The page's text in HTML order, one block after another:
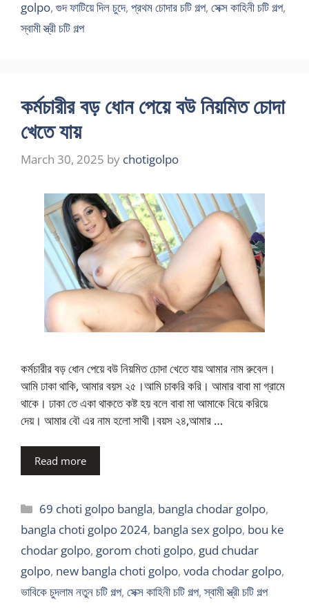
golpo, গুদ ফাটিয়ে দিল চুদে, প্রথম চোদার চটি গল্প, সেক্স কাহিনী চটি গল্প,
স্বামী স্ত্রী চটি গল্প
কর্মচারীর বড় ধোন পেয়ে বউ নিয়মিত চোদা
খেতে যায়
March 30, 2025 by chotigolpo
কর্মচারীর বড় ধোন পেয়ে বউ নিয়মিত চোদা খেতে যায় আমার নাম রুবেল।
আমি ঢাকা থাকি, আমার বয়স ২৫।আমি চাকরি করি। আমার বাবা মা গ্রামে
থাকে। ঢাকা তে একা থাকতে কষ্ট হয় বলে বাবা মা আমাকে বিয়ে করিয়ে
দেয়। আমার বৌ এর নাম হলো সাথী।বয়স ২৪,আমার …
Read more
Categories
69 choti golpo bangla, bangla chodar golpo,
bangla choti golpo 2024, bangla sex golpo, bou ke
chodar golpo, gorom choti golpo, gud chudar
golpo, new bangla choti golpo, voda chodar golpo,
ভাবিকে চুদলাম নতুন চটি গল্প, সেক্স কাহিনী চটি গল্প,স্বামী স্ত্রী চটি গল্প